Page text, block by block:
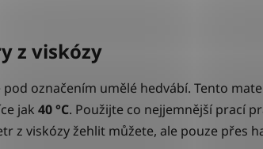
z viskózy
označením umělé hedvábí. Tento
jak 40 °C. Použijte co nejjemnější prací
z viskózy žehlit můžete, ale pouze přes